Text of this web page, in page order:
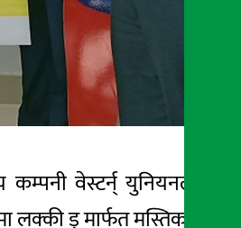
कम्पनी वेस्टर्न् युनियनले दशैँ,
ड्र मार्फत मस्तिका नेपाली